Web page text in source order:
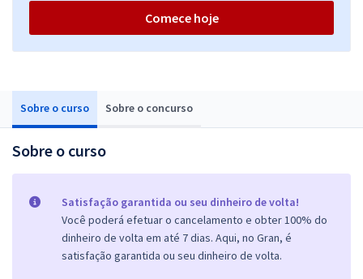
Sobre o curso Sobre o concurso
Sobre o curso
Satisfação garantida ou seu dinheiro de volta!
Você poderá efetuar o cancelamento e obter 100% do
dinheiro de volta em até 7 dias. Aqui, no Gran, é
satisfação garantida ou seu dinheiro de volta.
Comece hoje